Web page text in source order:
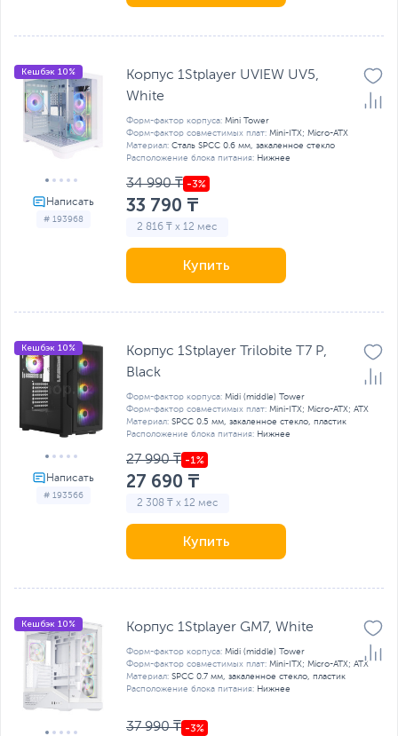
# 193968
Кешбэк 10%
Корпус 1Stplayer UVIEW UV5,
White
Форм-фактор корпуса: Mini Tower
Форм-фактор совместимых плат: Mini-ITX; Micro-ATX
Материал: Сталь SPCC 0.6 мм, закаленное стекло
Расположение блока питания: Нижнее
34 990 ₸
33 790 ₸
2 816 ₸ x 12 мес
Купить
# 193566
Кешбэк 10%
Корпус 1Stplayer Trilobite T7 P,
Black
Форм-фактор корпуса: Midi (middle) Tower
Форм-фактор совместимых плат: Mini-ITX; Micro-ATX; ATX
Материал: SPCC 0.5 мм, закаленное стекло, пластик
Расположение блока питания: Нижнее
27 990 ₸
27 690 ₸
2 308 ₸ x 12 мес
Купить
Кешбэк 10% Корпус 1Stplayer GM7, White
Форм-фактор корпуса: Midi (middle) Tower
Форм-фактор совместимых плат: Mini-ITX; Micro-ATX; ATX
Материал: SPCC 0.7 мм, закаленное стекло, пластик
Расположение блока питания: Нижнее
37 990 ₸